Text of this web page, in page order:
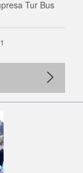
Tur Bus